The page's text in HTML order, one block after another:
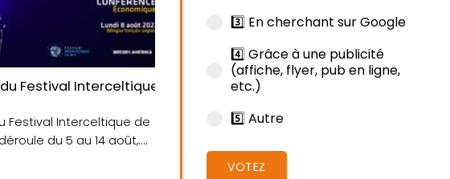
avec Karim Otmane
Festival Interceltique de Lorient, l’Interceltic Business Forum
Festival Interceltique de
du 5 au 14 août,....
3️⃣ En cherchant sur Google
4️⃣ Grâce à une publicité
(affiche, flyer, pub en ligne,
etc.)
5️⃣ Autre
VOTEZ